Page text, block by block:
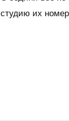
студию их